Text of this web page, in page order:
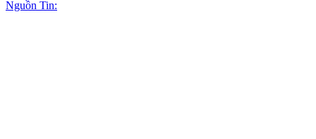
Nguồn Tin: